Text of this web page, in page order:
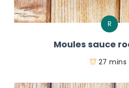
R
Moules sauce
27 mins